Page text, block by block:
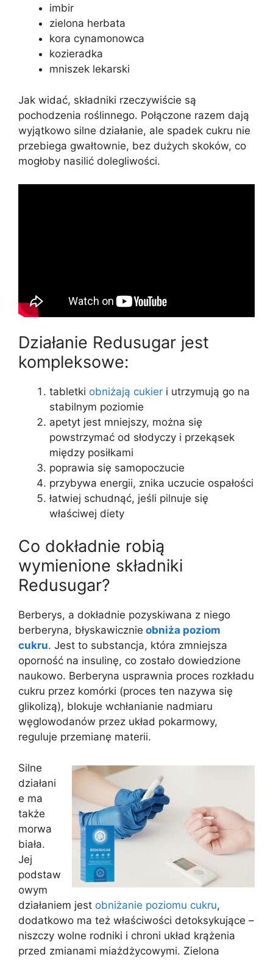
imbir
zielona herbata
kora cynamonowca
kozieradka
mniszek lekarski
Jak widać, składniki rzeczywiście są
pochodzenia roślinnego. Połączone razem dają
wyjątkowo silne działanie, ale spadek cukru nie
przebiega gwałtownie, bez dużych skoków, co
mogłoby nasilić dolegliwości.
Działanie Redusugar jest
kompleksowe:
tabletki obniżają cukier i utrzymują go na
stabilnym poziomie
apetyt jest mniejszy, można się
powstrzymać od słodyczy i przekąsek
między posiłkami
poprawia się samopoczucie
przybywa energii, znika uczucie ospałości
łatwiej schudnąć, jeśli pilnuje się
właściwej diety
Co dokładnie robią
wymienione składniki
Redusugar?
Berberys, a dokładnie pozyskiwana z niego
berberyna, błyskawicznie obniża poziom
cukru. Jest to substancja, która zmniejsza
oporność na insulinę, co zostało dowiedzione
naukowo. Berberyna usprawnia proces rozkładu
cukru przez komórki (proces ten nazywa się
glikolizą), blokuje wchłanianie nadmiaru
węglowodanów przez układ pokarmowy,
reguluje przemianę materii.
Silne
działani
e ma
także
morwa
biała.
Jej
podstaw
owym
działaniem jest obniżanie poziomu cukru,
dodatkowo ma też właściwości detoksykujące –
niszczy wolne rodniki i chroni układ krążenia
przed zmianami miażdżycowymi. Zielona